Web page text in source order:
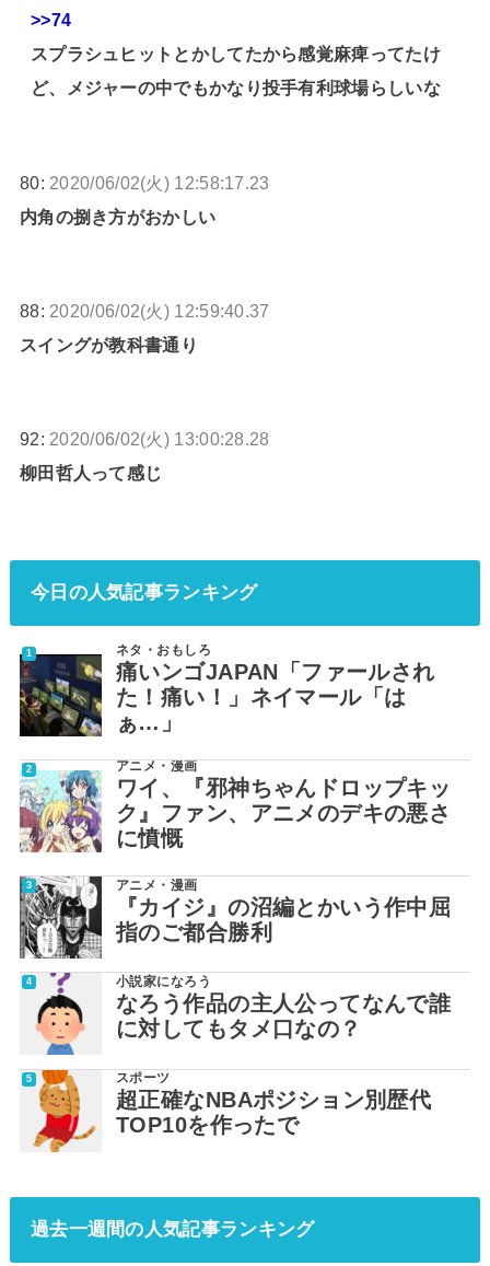
>>74
スプラシュヒットとかしてたから感覚麻痺ってたけ
ど、メジャーの中でもかなり投手有利球場らしいな
80: 2020/06/02(火) 12:58:17.23
内角の捌き方がおかしい
88: 2020/06/02(火) 12:59:40.37
スイングが教科書通り
92: 2020/06/02(火) 13:00:28.28
柳田哲人って感じ
今日の人気記事ランキング
ネタ・おもしろ
痛いンゴJAPAN「ファールされ
た！痛い！」ネイマール「は
ぁ…」
アニメ・漫画
ワイ、『邪神ちゃんドロップキッ
ク』ファン、アニメのデキの悪さ
に憤慨
アニメ・漫画
『カイジ』の沼編とかいう作中屈
指のご都合勝利
小説家になろう
なろう作品の主人公ってなんで誰
に対してもタメ口なの？
スポーツ
超正確なNBAポジション別歴代
TOP10を作ったで
過去一週間の人気記事ランキング